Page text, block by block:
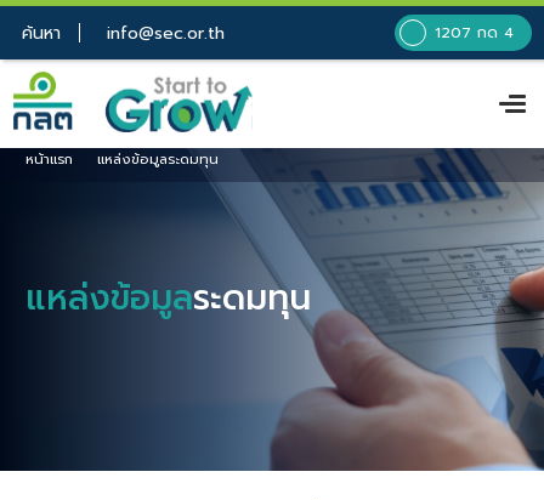
ค้นหา info@sec.or.th 1207 กด 4
หน้าแรก แหล่งข้อมูลระดมทุน
แหล่งข้อมูลระดมทุน